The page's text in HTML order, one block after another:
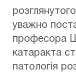
уважно
професора
катаракта
патологія